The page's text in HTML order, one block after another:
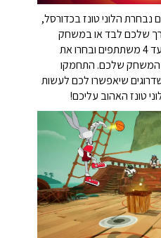
הלוני טונז בכדורסל,
שלכם לבד או במשחק
מרובה משתתפים מקומי של עד 4 משתתפים ובחרו את
המשחק שלכם. התחמקו
שיאפשרו לכם לעשות
טונז האהוב עליכם!